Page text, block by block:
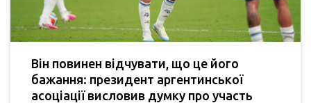
Він повинен відчувати, що це його
бажання: президент аргентинської
асоціації висловив думку про участь